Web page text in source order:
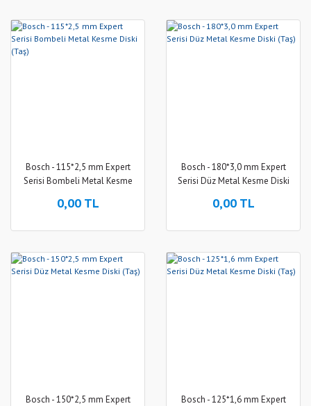
Bosch - 115*2,5 mm Expert
Serisi Bombeli Metal Kesme
0,00 TL
Bosch - 180*3,0 mm Expert
Serisi Düz Metal Kesme Diski
0,00 TL
Bosch - 150*2,5 mm Expert
Bosch - 125*1,6 mm Expert